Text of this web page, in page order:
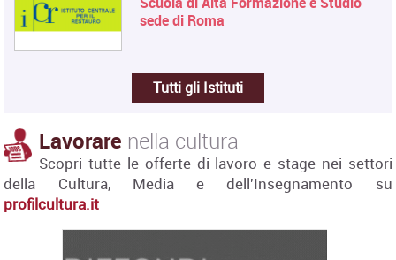
sede di Roma
Tutti gli Istituti
Lavorare nella cultura
Scopri tutte le offerte di lavoro e stage nei settori
della Cultura, Media e dell'Insegnamento su
profilcultura.it